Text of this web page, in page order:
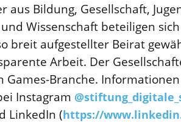
aus Bildung, Gesellschaft,
Wissenschaft beteiligen
breit aufgestellter Beirat
Arbeit. Der
Games-Branche.
Instagram
LinkedIn (https://